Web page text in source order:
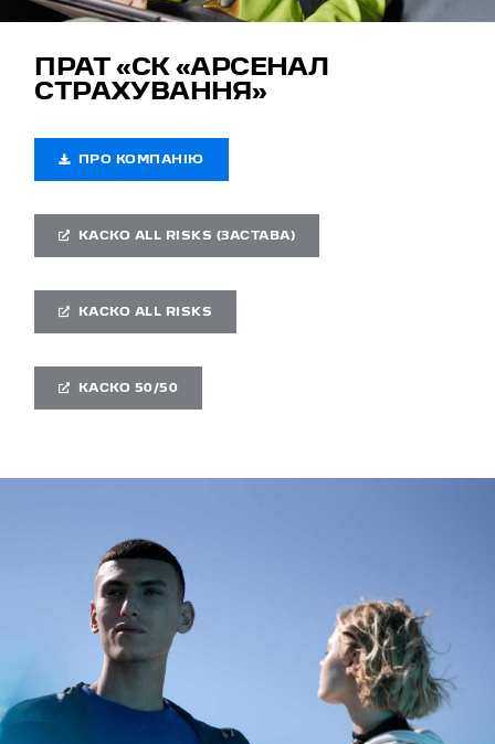
ПРАТ «СК «АРСЕНАЛ
СТРАХУВАННЯ»
ПРО КОМПАНІЮ
КАСКО ALL RISKS (ЗАСТАВА)
КАСКО ALL RISKS
КАСКО 50/50